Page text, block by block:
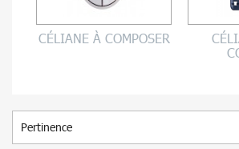
CÉLIANE À COMPOSER
Pertinence